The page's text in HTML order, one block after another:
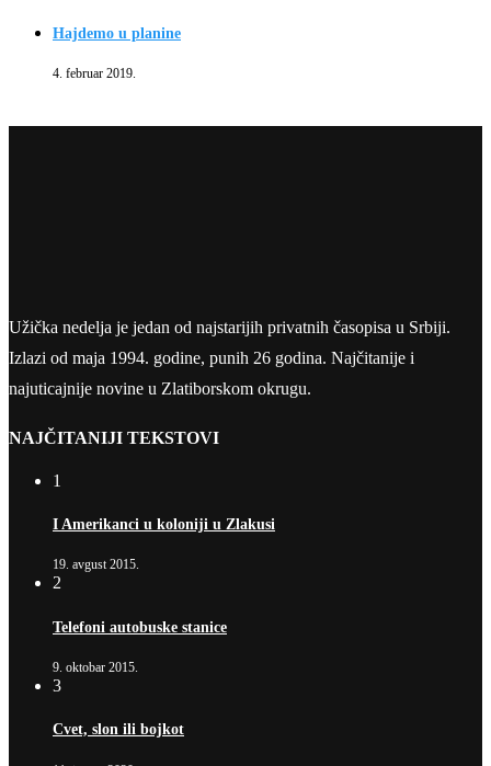
Hajdemo u planine
4. februar 2019.
Užička nedelja je jedan od najstarijih privatnih časopisa u Srbiji.
Izlazi od maja 1994. godine, punih 26 godina. Najčitanije i
najuticajnije novine u Zlatiborskom okrugu.
NAJČITANIJI TEKSTOVI
1
I Amerikanci u koloniji u Zlakusi
19. avgust 2015.
2
Telefoni autobuske stanice
9. oktobar 2015.
3
Cvet, slon ili bojkot